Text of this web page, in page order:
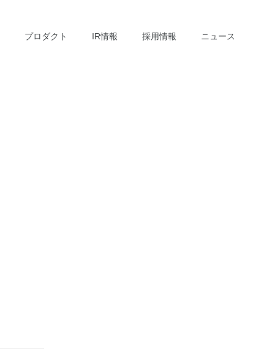
プロダクト IR情報 採用情報 ニュース